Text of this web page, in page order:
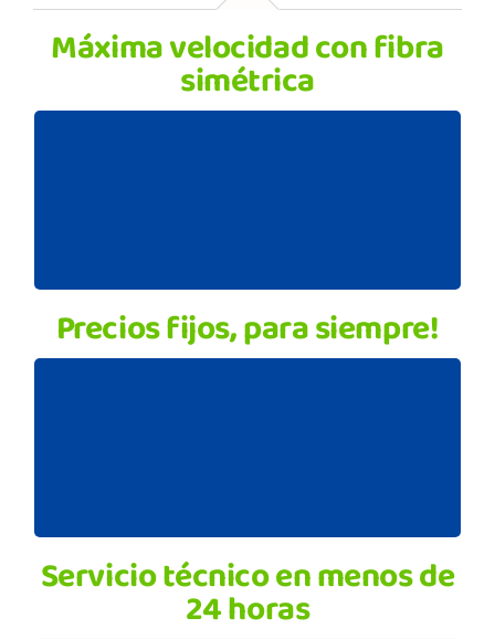
Máxima velocidad con fibra
simétrica
Precios fijos, para siempre!
Servicio técnico en menos de
24 horas